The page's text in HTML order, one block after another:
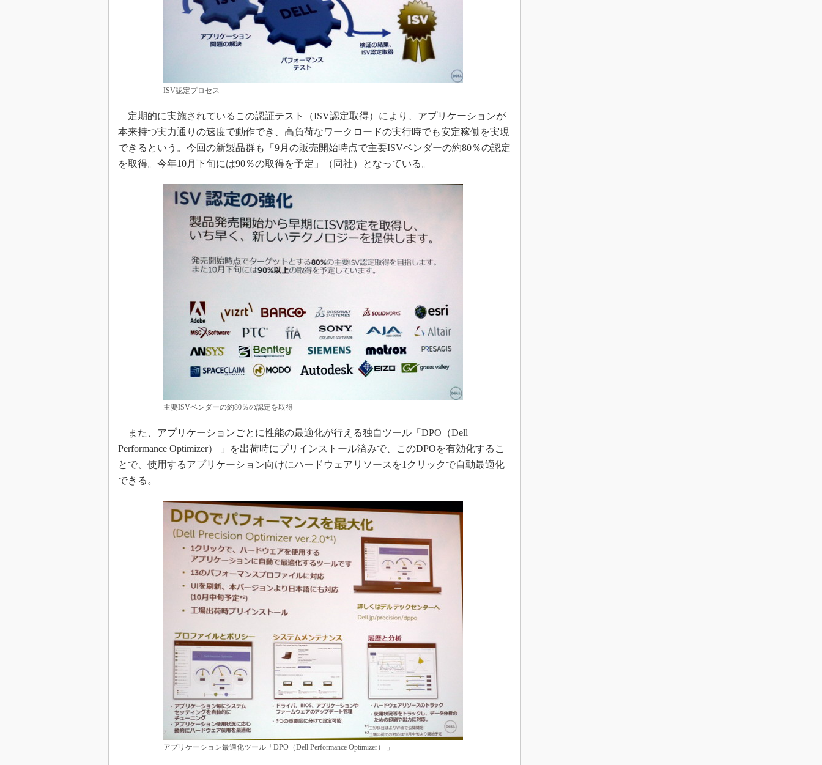
ISV認定プロセス
定期的に実施されているこの認証テスト（ISV認定取得）により、アプリケーションが
本来持つ実力通りの速度で動作でき、高負荷なワークロードの実行時でも安定稼働を実現
できるという。今回の新製品群も「9月の販売開始時点で主要ISVベンダーの約80％の認定
を取得。今年10月下旬には90％の取得を予定」（同社）となっている。
主要ISVベンダーの約80％の認定を取得
また、アプリケーションごとに性能の最適化が行える独自ツール「DPO（Dell
Performance Optimizer） 」を出荷時にプリインストール済みで、このDPOを有効化するこ
とで、使用するアプリケーション向けにハードウェアリソースを1クリックで自動最適化
できる。
アプリケーション最適化ツール「DPO（Dell Performance Optimizer） 」